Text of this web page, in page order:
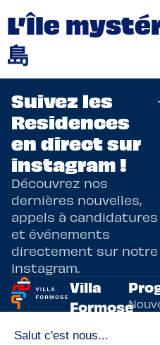
L’Île
島
Suivez les
Residences
en direct sur
instagram !
Découvrez nos
dernières nouvelles,
appels à candidatures
et événements
directement sur notre
Instagram.
de
Villa
Formose